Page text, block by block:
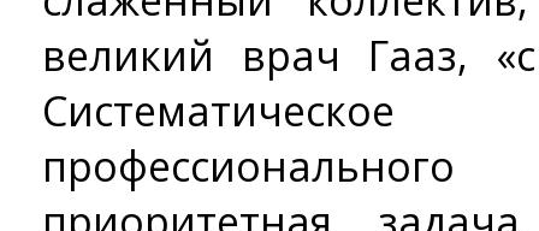
великий врач Гааз,